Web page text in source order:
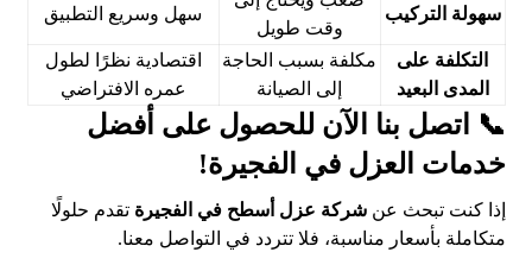
سهولة التركيب
وقت طويل
سهل وسريع التطبيق
التكلفة على
المدى البعيد
مكلفة بسبب الحاجة
إلى الصيانة
اقتصادية نظرًا لطول
عمره الافتراضي
📞 اتصل بنا الآن للحصول على أفضل
خدمات العزل في الفجيرة!
إذا كنت تبحث عنشركة عزل أسطح في الفجيرة تقدم حلولًا
متكاملة بأسعار مناسبة، فلا تتردد في التواصل معنا.